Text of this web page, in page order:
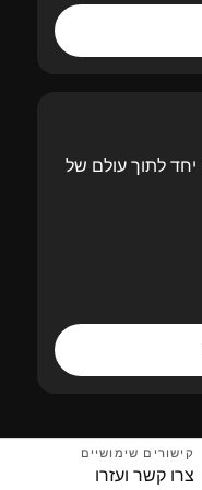
לתוך עולם של
קישורים שימושיים
צרו קשר ועזרו